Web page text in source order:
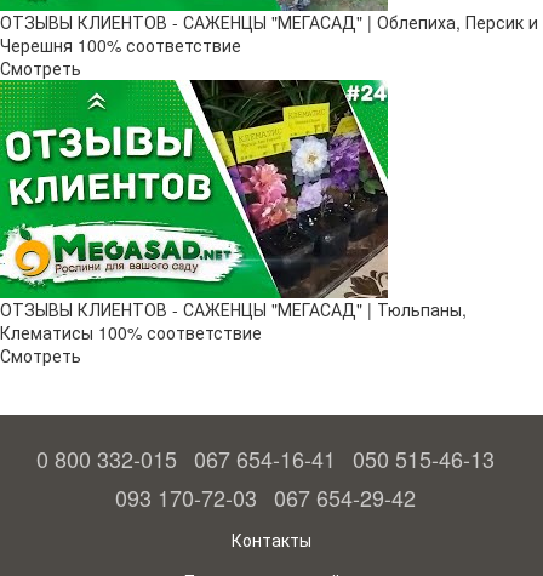
ОТЗЫВЫ КЛИЕНТОВ - САЖЕНЦЫ "МЕГАСАД" | Облепиха, Персик и
Черешня 100% соответствие
Смотреть
ОТЗЫВЫ КЛИЕНТОВ - САЖЕНЦЫ "МЕГАСАД" | Тюльпаны,
Клематисы 100% соответствие
Смотреть
0 800 332-015 067 654-16-41
050 515-46-13
093 170-72-03 067 654-29-42
Контакты